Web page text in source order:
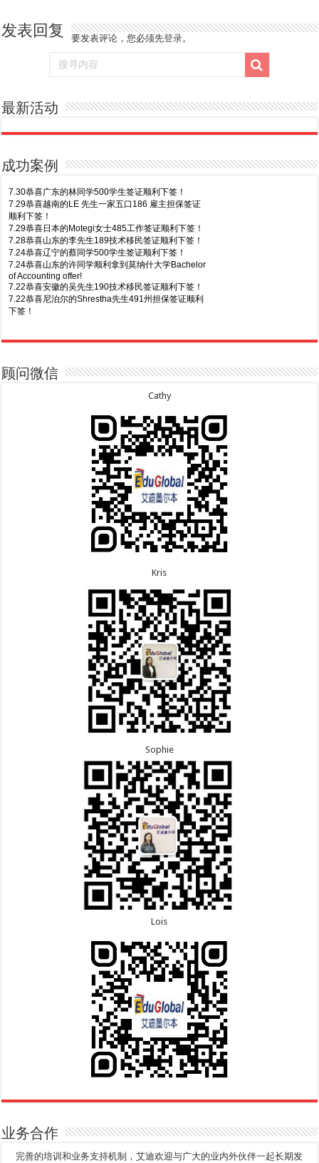
发表回复 要发表评论，您必须先登录。
最新活动
成功案例
Business offer！
8.6恭喜江苏的谢先生600旅游签证顺利下签，三年多
8.5恭喜江苏的杨女士190技术移民签证顺利下签！
8.3恭喜黑龙江的刘女士864父母签证顺利下签！
8.3恭喜天津的陈同学和妈妈590+500学生签证顺利
7.30恭喜广东的林同学500学生签证顺利下签！
7.29恭喜越南的LE 先生一家五口186 雇主担保签证
顺利下签！
7.29恭喜日本的Motegi女士485工作签证顺利下签！
7.28恭喜山东的李先生189技术移民签证顺利下签！
7.24恭喜辽宁的蔡同学500学生签证顺利下签！
7.24恭喜山东的许同学顺利拿到莫纳什大学Bachelor
of Accounting offer!
7.22恭喜安徽的吴先生190技术移民签证顺利下签！
7.22恭喜尼泊尔的Shrestha先生491州担保签证顺利
下签！
签！
7.15恭喜江苏的曹同学500学生签证顺利下签！
7.13恭喜广东的邓同学500学生签证顺利下签！
7.9恭喜广东的喻同学500学生签证顺利下签！
7.8恭喜黑龙江的刘女士600旅游签证顺利下签，三年
7.7恭喜北京的王先生和孩子600旅游签证顺利下签，
顾问微信
Cathy
Kris
Sophie
Lois
业务合作
完善的培训和业务支持机制，艾迪欢迎与广大的业内外伙伴一起长期发